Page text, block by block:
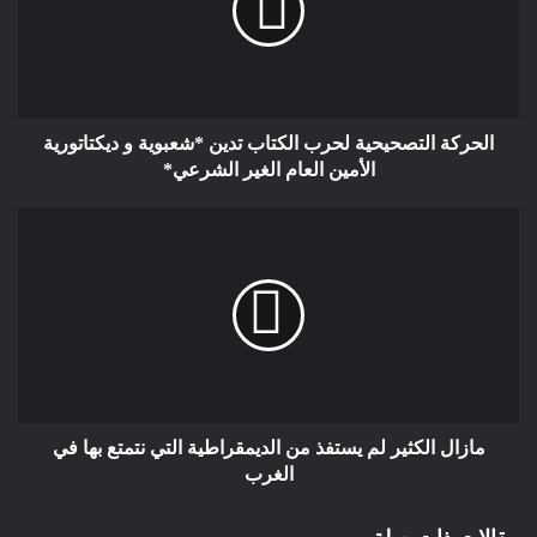
مع تحصين هذه الممتلكات ضد كل أشكال الاستغلال غير المشروع.
حقوقهم، ورفض منطق الريع العقاري داخل قطاع التعليم.
لنهب ممتلكات القطاع وضمان العدالة والشفافية مشددة على
ضرورة تدخل وزارة الاقتصاد والمالية، بصفتها الوصية على مديرية
الأملاك المخزنية عبر فتح تحقيق شامل في مآل هذه المساكن
تخضع لحماية القانون والمراقبة المستمرة..
الحركة التصحيحية لحرب الكتاب تدين *شعبوية و ديكتاتورية
الأمين العام الغير الشرعي*
مازال الكثير لم يستفذ من الديمقراطية التي نتمتع بها في
الغرب